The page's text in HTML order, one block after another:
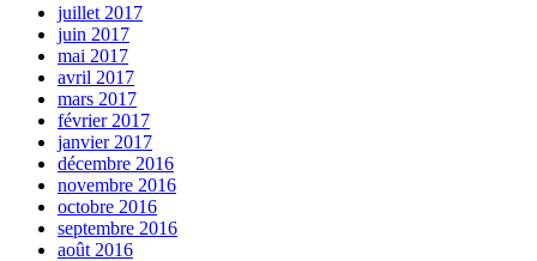
juillet 2017
juin 2017
mai 2017
avril 2017
mars 2017
février 2017
janvier 2017
décembre 2016
novembre 2016
octobre 2016
septembre 2016
août 2016